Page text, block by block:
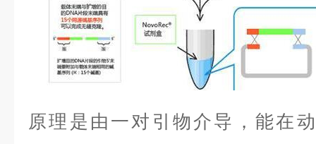
原理是由一对引物介导，能在